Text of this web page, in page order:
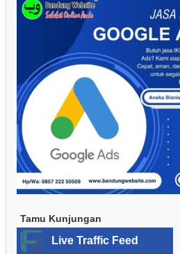
Tamu Kunjungan
Live Traffic Feed